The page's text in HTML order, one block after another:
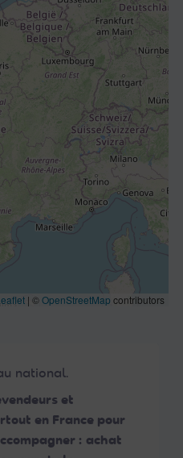
national.
et
en France pour
: achat
| ©OpenStreetMap contributors